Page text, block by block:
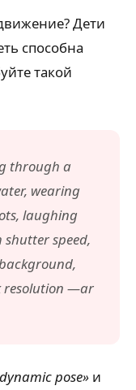
Дети
способна
такой
through a
wearing
laughing
shutter speed,
resolution —ar
pose» и